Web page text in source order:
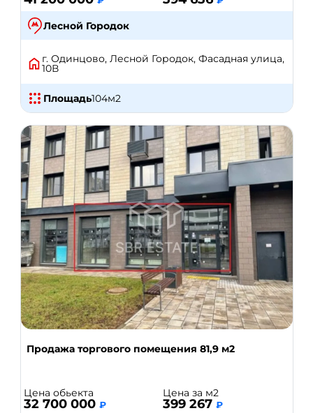
Лесной Городок
г. Одинцово, Лесной Городок, Фасадная улица,
10В
Площадь104м2
Продажа торгового помещения 81,9 м2
Цена обьекта
32 700 000 ₽
Цена за м2
399 267 ₽